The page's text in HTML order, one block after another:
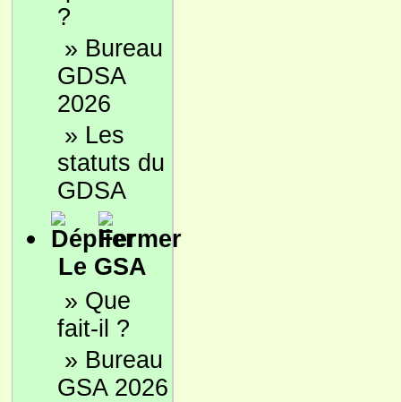
?
» Bureau
GDSA
2026
» Les
statuts du
GDSA
Le GSA
» Que
fait-il ?
» Bureau
GSA 2026